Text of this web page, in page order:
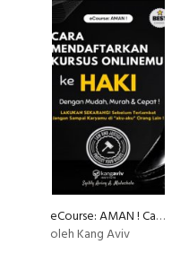
eCourse: AMAN ! Cara Mendaftarkan Kursus Onlinemu ke HAKI Dengan Mudah, Murah dan Cepat !
oleh Kang Aviv